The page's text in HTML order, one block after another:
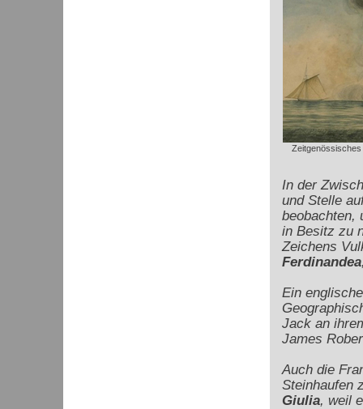
Zeitgenössisches
In der
und Stelle
beobachten,
in Besitz zu
Zeichens
Ferdinandea
Ein
Jack an
James
Auch die
Steinhaufen
Giulia, weil